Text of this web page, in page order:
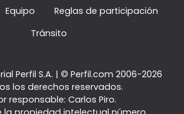
Equipo
Reglas de participación
Tránsito
Perfil S.A. | © Perfil.com 2006-2026
los derechos reservados.
responsable: Carlos Piro.